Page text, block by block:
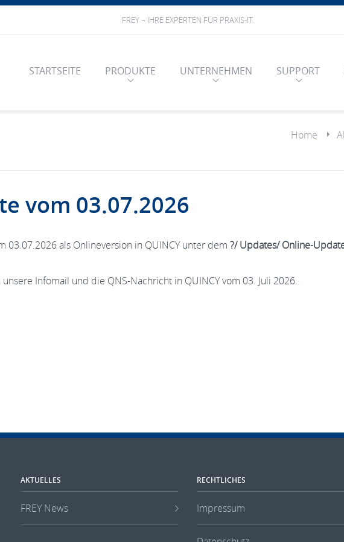
FREY – IHRE EXPERTEN FÜR PRAXIS-IT.
STARTSEITE PRODUKTE UNTERNEHMEN SUPPORT
Home
vom 03.07.2026
03.07.2026 als Onlineversion in QUINCY unter dem ?/ Updates/ Online-
Infomail und die QNS-Nachricht in QUINCY vom 03. Juli 2026.
AKTUELLES
FREY News
RECHTLICHES
Impressum